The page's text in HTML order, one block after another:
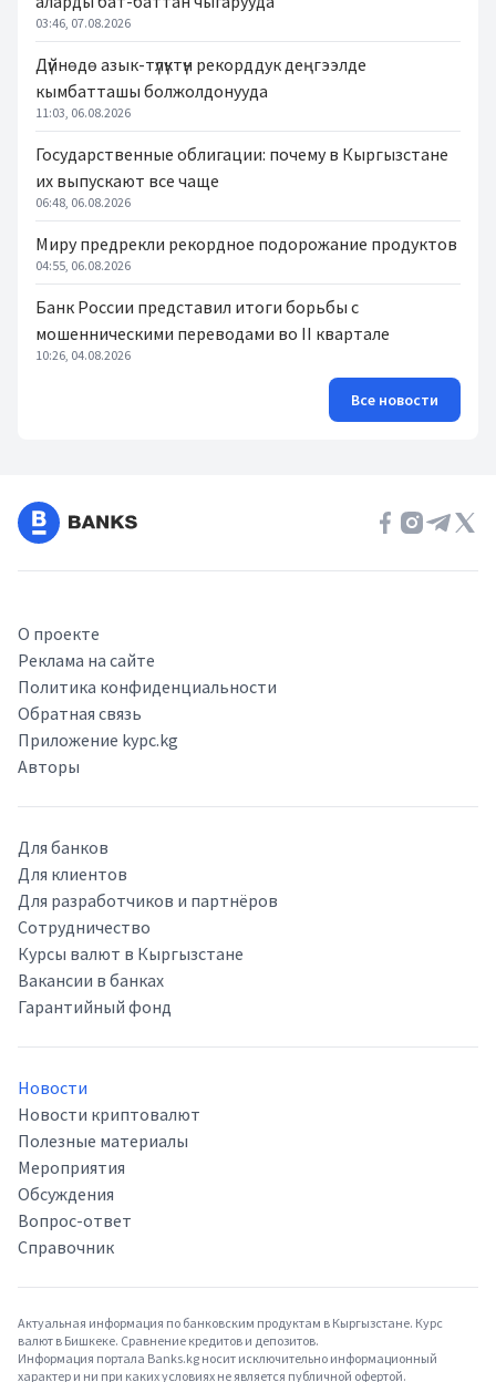
03:46, 07.08.2026
Дүйнөдө азык-түлүктүн рекорддук деңгээлде
кымбатташы болжолдонууда
11:03, 06.08.2026
Государственные облигации: почему в Кыргызстане
их выпускают все чаще
06:48, 06.08.2026
Миру предрекли рекордное подорожание продуктов
04:55, 06.08.2026
Банк России представил итоги борьбы с
мошенническими переводами во II квартале
10:26, 04.08.2026
Все новости
О проекте
Реклама на сайте
Политика конфиденциальности
Обратная связь
Приложение kypc.kg
Авторы
Для банков
Для клиентов
Для разработчиков и партнёров
Сотрудничество
Курсы валют в Кыргызстане
Вакансии в банках
Гарантийный фонд
Новости
Новости криптовалют
Полезные материалы
Мероприятия
Обсуждения
Вопрос-ответ
Справочник
Актуальная информация по банковским продуктам в Кыргызстане. Курс
валют в Бишкеке. Сравнение кредитов и депозитов.
Информация портала Banks.kg носит исключительно информационный
характер и ни при каких условиях не является публичной офертой.